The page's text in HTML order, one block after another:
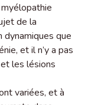
de la
dynamiques que
et il n’y a pas
les lésions
variées, et à